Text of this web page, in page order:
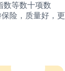
数等数十项数
险，质量好，更